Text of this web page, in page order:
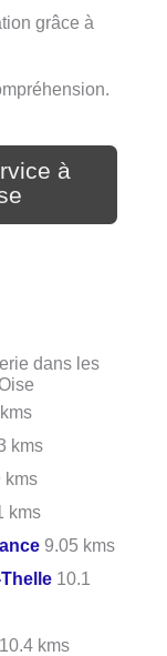
grâce à
à
dans les
kms
kms
kms
9.05 kms
10.1
10.4 kms